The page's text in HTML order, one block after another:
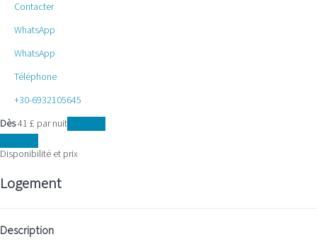
Contacter
WhatsApp
WhatsApp
Téléphone
+30-6932105645
Dès41 £ par nuit
Disponibilité et prix
Logement
Description